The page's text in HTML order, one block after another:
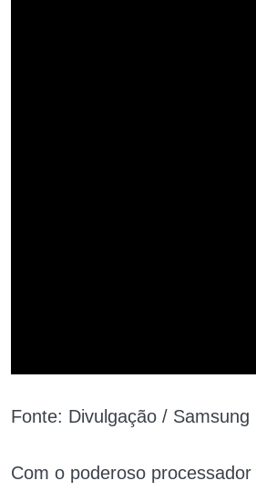
Fonte: Divulgação / Samsung
Com o poderoso processador